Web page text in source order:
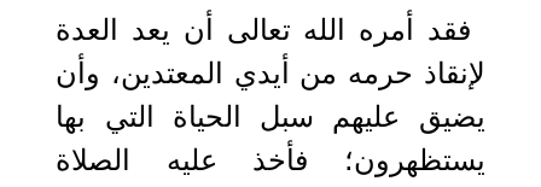
فقد أمره الله تعالى أن يعد العدة
لإنقاذ حرمه من أيدي المعتدين، وأن
يضيق عليهم سبل الحياة التي بها
يستظهرون؛ فأخذ عليه الصلاة